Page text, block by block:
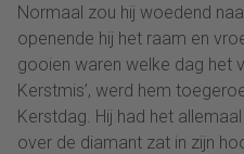
Normaal zou hij woedend
openende hij het raam en
gooien waren welke dag het
Kerstmis’, werd hem
Kerstdag. Hij had het
over de diamant zat in zijn